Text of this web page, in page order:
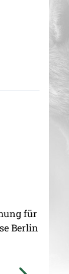
für
Berlin